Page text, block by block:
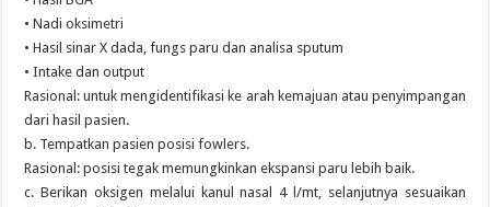
• Nadi oksimetri
• Hasil sinar X dada, fungs paru dan analisa sputum
• Intake dan output
Rasional: untuk mengidentifikasi ke arah kemajuan atau penyimpangan
dari hasil pasien.
b. Tempatkan pasien posisi fowlers.
Rasional: posisi tegak memungkinkan ekspansi paru lebih baik.
c. Berikan oksigen melalui kanul nasal 4 l/mt, selanjutnya sesuaikan